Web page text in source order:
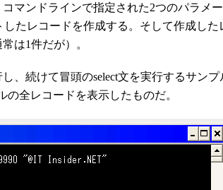
マンドラインで指定された2つのパラメー
したレコードを作成する。そして作成した
は1件だが）。
、続けて冒頭のselect文を実行するサンプ
の全レコードを表示したものだ。